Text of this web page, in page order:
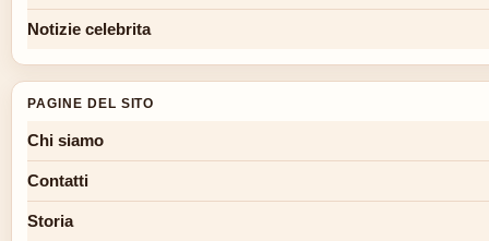
Notizie celebrita
PAGINE DEL SITO
Chi siamo
Contatti
Storia